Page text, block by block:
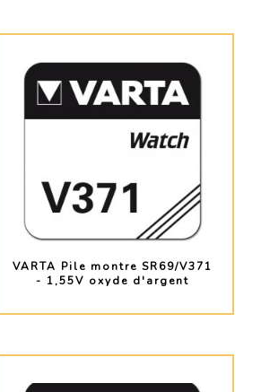
VARTA Pile montre SR69/V371
- 1,55V oxyde d'argent